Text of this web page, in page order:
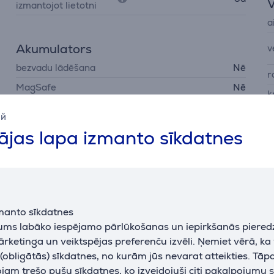
lapa izmanto sīkdatnes
sīkdatnes
labāko iespējamo pārlūkošanas un iepirkšanās
un veiktspējas preferenču izvēli. Ņemiet vērā,
sīkdatnes, no kurām jūs nevarat atteikties.
trešo pušu sīkdatnes, ko izveidojuši citi pakalpojumu
izmantojot lietotni
Akumulators
bezvadu lādēšana
Nē
MagSafe
Nē
uzlādes futrāļa
akumulatora darbības
Barošana
uzlādēšanas interfeiss USB-C